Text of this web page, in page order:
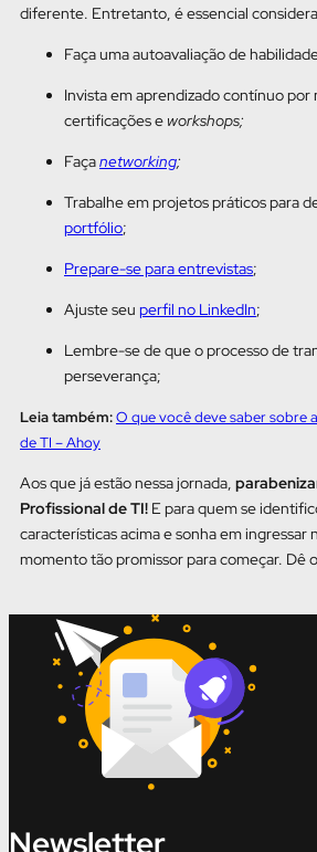
diferente. Entretanto, é essencial
Faça uma autoavaliação de
Invista em aprendizado contínuo por
certificações e workshops;
Façanetworking;
Trabalhe em projetos práticos para
portfólio;
Prepare-se para entrevistas;
Ajuste seu perfil no LinkedIn;
Lembre-se de que o processo de
perseverança;
Leia também:O que você deve saber sobre
de TI – Ahoy
Aos que já estão nessa jornada,
Profissional de TI! E para quem se
características acima e sonha em ingressar
momento tão promissor para começar. Dê
Newsletter